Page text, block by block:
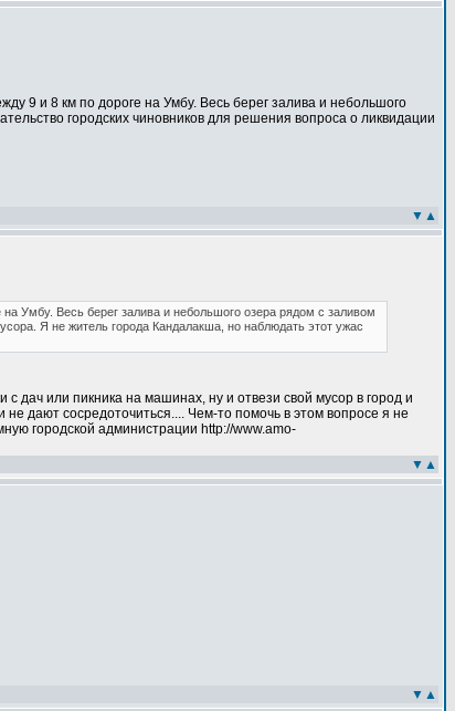
9 и 8 км по дороге на Умбу. Весь берег залива и небольшого
городских чиновников для решения вопроса о ликвидации
▼ ▲
Умбу. Весь берег залива и небольшого озера рядом с заливом
Я не житель города Кандалакша, но наблюдать этот ужас
дач или пикника на машинах, ну и отвези свой мусор в город и
дают сосредоточиться.... Чем-то помочь в этом вопросе я не
городской администрации http://www.amo-
▼ ▲
▼ ▲